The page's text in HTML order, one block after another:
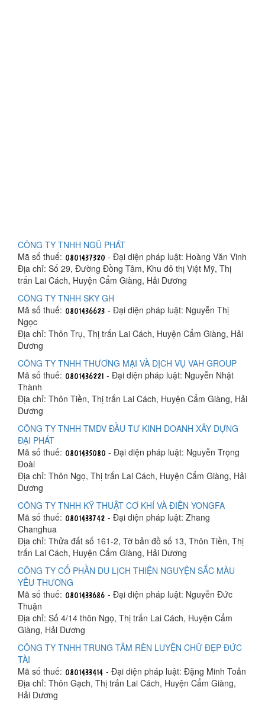
CÔNG TY TNHH NGŨ PHÁT
Mã số thuế:
- Đại diện pháp luật: Hoàng Văn Vinh
Địa chỉ: Số 29, Đường Đồng Tâm, Khu đô thị Việt Mỹ, Thị
trấn Lai Cách, Huyện Cẩm Giàng, Hải Dương
CÔNG TY TNHH SKY GH
Mã số thuế:
- Đại diện pháp luật: Nguyễn Thị
Ngọc
Địa chỉ: Thôn Trụ, Thị trấn Lai Cách, Huyện Cẩm Giàng, Hải
Dương
CÔNG TY TNHH THƯƠNG MẠI VÀ DỊCH VỤ VAH GROUP
Mã số thuế:
- Đại diện pháp luật: Nguyễn Nhật
Thành
Địa chỉ: Thôn Tiền, Thị trấn Lai Cách, Huyện Cẩm Giàng, Hải
Dương
CÔNG TY TNHH TMDV ĐẦU TƯ KINH DOANH XÂY DỰNG
ĐẠI PHÁT
Mã số thuế:
- Đại diện pháp luật: Nguyễn Trọng
Đoài
Địa chỉ: Thôn Ngọ, Thị trấn Lai Cách, Huyện Cẩm Giàng, Hải
Dương
CÔNG TY TNHH KỸ THUẬT CƠ KHÍ VÀ ĐIỆN YONGFA
Mã số thuế:
- Đại diện pháp luật: Zhang
Changhua
Địa chỉ: Thửa đất số 161-2, Tờ bản đồ số 13, Thôn Tiền, Thị
trấn Lai Cách, Huyện Cẩm Giàng, Hải Dương
CÔNG TY CỔ PHẦN DU LỊCH THIỆN NGUYỆN SẮC MÀU
YÊU THƯƠNG
Mã số thuế:
- Đại diện pháp luật: Nguyễn Đức
Thuận
Địa chỉ: Số 4/14 thôn Ngọ, Thị trấn Lai Cách, Huyện Cẩm
Giàng, Hải Dương
CÔNG TY TNHH TRUNG TÂM RÈN LUYỆN CHỮ ĐẸP ĐỨC
TÀI
Mã số thuế:
- Đại diện pháp luật: Đặng Minh Toản
Địa chỉ: Thôn Gạch, Thị trấn Lai Cách, Huyện Cẩm Giàng,
Hải Dương